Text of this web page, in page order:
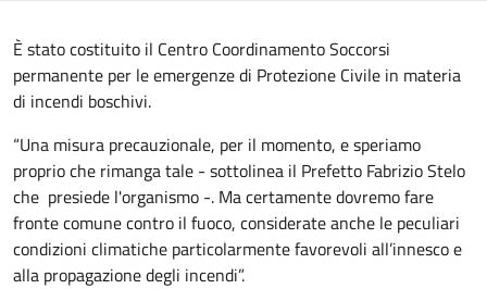
È stato costituito il Centro Coordinamento Soccorsi
permanente per le emergenze di Protezione Civile in materia
di incendi boschivi.
“Una misura precauzionale, per il momento, e speriamo
proprio che rimanga tale - sottolinea il Prefetto Fabrizio Stelo
che presiede l'organismo -. Ma certamente dovremo fare
fronte comune contro il fuoco, considerate anche le peculiari
condizioni climatiche particolarmente favorevoli all’innesco e
alla propagazione degli incendi”.